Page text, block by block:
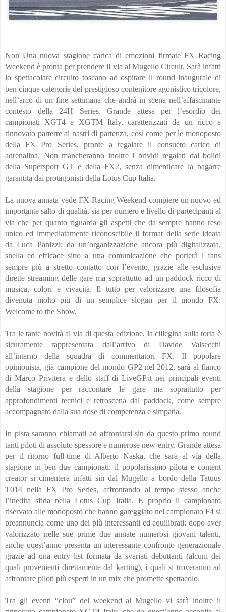
Non Una nuova stagione carica di emozioni firmate FX Racing
Weekend è pronta per prendere il via al Mugello Circuit. Sarà infatti
lo spettacolare circuito toscano ad ospitare il round inaugurale di
ben cinque categorie del prestigioso contenitore agonistico tricolore,
nell’arco di un fine settimana che andrà in scena nell’affascinante
contesto della 24H Series. Grande attesa per l’esordio dei
campionati XGT4 e XGTM Italy, caratterizzati da un ricco e
rinnovato parterre ai nastri di partenza, così come per le monoposto
della FX Pro Series, pronte a regalare il consueto carico di
adrenalina. Non mancheranno inoltre i brividi regalati dai bolidi
della Supersport GT e della FX2, senza dimenticare la bagarre
garantita dai protagonisti della Lotus Cup Italia.
La nuova annata vede FX Racing Weekend compiere un nuovo ed
importante salto di qualità, sia per numero e livello di partecipanti al
via che per quanto riguarda gli aspetti che da sempre hanno reso
unico ed immediatamente riconoscibile il format della serie ideata
da Luca Panizzi: da un’organizzazione ancora più digitalizzata,
snella ed efficace sino a una comunicazione che porterà i fans
sempre più a stretto contatto con l’evento, grazie alle esclusive
dirette streaming delle gare ma soprattutto ad un paddock ricco di
musica, colori e vivacità. Il tutto per valorizzare una filosofia
divenuta molto più di un semplice slogan per il mondo FX:
Welcome to the Show.
Tra le tante novità al via di questa edizione, la ciliegina sulla torta è
sicuramente rappresentata dall’arrivo di Davide Valsecchi
all’interno della squadra di commentatori FX. Il popolare
opinionista, già campione del mondo GP2 nel 2012, sarà al fianco
di Marco Privitera e dello staff di LiveGP.it nei principali eventi
della stagione per raccontare le gare ma soprattutto per
approfondimenti tecnici e retroscena dal paddock, come sempre
accompagnato dalla sua dose di competenza e simpatia.
In pista saranno chiamati ad affrontarsi sin da questo primo round
tanti piloti di assoluto spessore e numerose new-entry. Grande attesa
per il ritorno full-time di Alberto Naska, che sarà al via della
stagione in ben due campionati: il popolarissimo pilota e content
creator si cimenterà infatti sin dal Mugello a bordo della Tatuus
T014 nella FX Pro Series, affrontando al tempo stesso anche
l’inedita sfida nella Lotus Cup Italia. E proprio il campionato
riservato alle monoposto che hanno gareggiato nel campionato F4 si
preannuncia come uno dei più interessanti ed equilibrati: dopo aver
valorizzato nelle sue prime due annate numerosi giovani talenti,
anche quest’anno presenta un interessante confronto generazionale
grazie ad una entry list formata da svariati debuttanti (alcuni dei
quali provenienti direttamente dal karting), i quali si troveranno ad
affrontare piloti più esperti in un mix che promette spettacolo.
Tra gli eventi “clou” del weekend al Mugello vi sarà inoltre il